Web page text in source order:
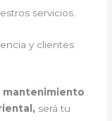
servicios.
y clientes
mantenimiento
será tu